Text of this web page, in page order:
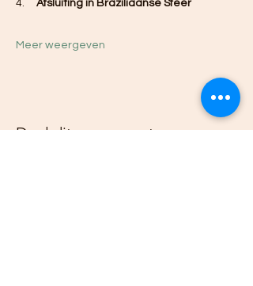
4. Afsluiting in Braziliaanse Sfeer
Meer weergeven
Deel dit evenement